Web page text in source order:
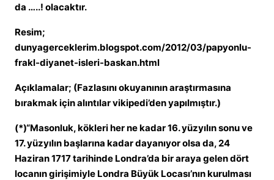
da …..! olacaktır.
Resim;
dunyagerceklerim.blogspot.com/2012/03/papyonlu-
frakl-diyanet-isleri-baskan.html
Açıklamalar; (Fazlasını okuyanının araştırmasına
bırakmak için alıntılar vikipedi’den yapılmıştır.)
(*)“Masonluk, kökleri her ne kadar 16. yüzyılın sonu ve
17. yüzyılın başlarına kadar dayanıyor olsa da, 24
Haziran 1717 tarihinde Londra’da bir araya gelen dört
locanın girişimiyle Londra Büyük Locası’nın kurulması